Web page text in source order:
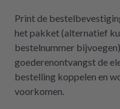
Print de
het pakket (alternatief
bestelnummer
goederenontvangst de
bestelling koppelen en
voorkomen.